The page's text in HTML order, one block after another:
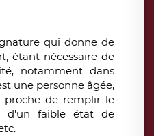
qui donne de
étant nécessaire de
notamment dans
une personne âgée,
de remplir le
d'un faible état de